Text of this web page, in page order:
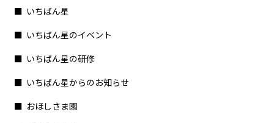
いちばん星
いちばん星のイベント
いちばん星の研修
いちばん星からのお知らせ
おほしさま園